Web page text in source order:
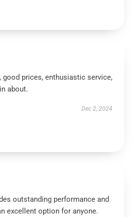
good prices, enthusiastic service,
about.
Dec 2, 2024
outstanding performance and
excellent option for anyone.